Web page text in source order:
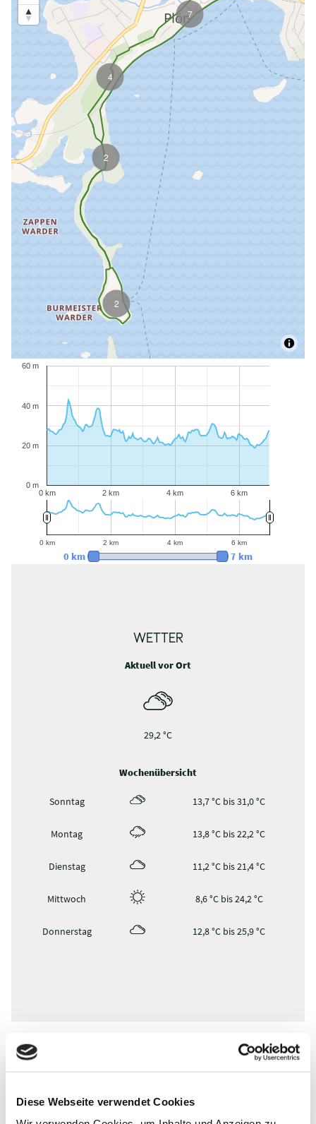
Diese Webseite verwendet Cookies
4
2
2
7
0 km 2 km 4 km 6 km
0 m
20 m
40 m
60 m
0 km 2 km 4 km 6 km
0 km 7 km
WETTER
Aktuell vor Ort
29,2 °C
Wochenübersicht
Sonntag 13,7 °C bis 31,0 °C
Montag 13,8 °C bis 22,2 °C
Dienstag 11,2 °C bis 21,4 °C
Mittwoch 8,6 °C bis 24,2 °C
Donnerstag 12,8 °C bis 25,9 °C
TOURENVERLAUF